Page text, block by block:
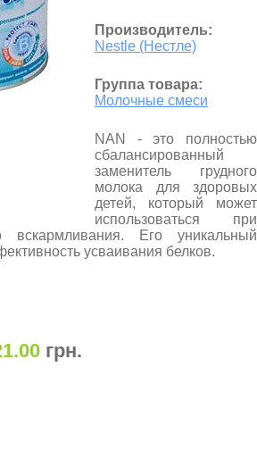
Производитель:
Nestle (Нестле)
Группа товара:
Молочные смеси
NAN - это полностью
сбалансированный
заменитель грудного
молока для здоровых
детей, который может
использоваться при
вскармливания. Его уникальный
усваивания белков.
грн.